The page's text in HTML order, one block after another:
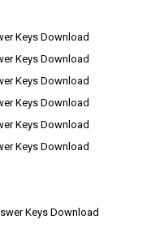
Keys Download
Keys Download
Keys Download
Keys Download
Keys Download
Keys Download
Keys Download